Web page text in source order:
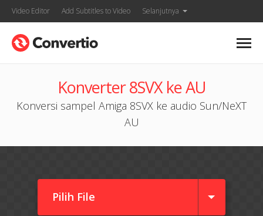
Video Editor Add Subtitles to Video Selanjutnya
Konverter 8SVX ke AU
Konversi sampel Amiga 8SVX ke audio Sun/NeXT
AU
Pilih File